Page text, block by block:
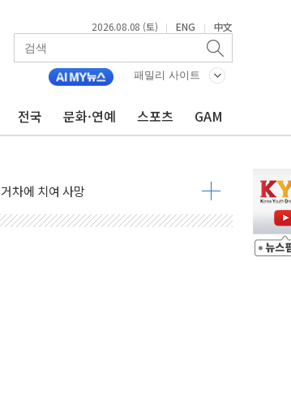
2026.08.08 (토) | ENG | 中文
패밀리 사이트
전국 문화·연예 스포츠 GAM
정청래 43.27% 송영길 11.63%
정청래 39.89% 송영길 7.47%
부족 현실화
동해안 강한 비 이어져
2명 숨져
혼 페널티' 22개 과제 손본다
적 시민 연대로 목소리 내야"
주 연설서 신경전 고조
영"·野 "졸속 국정"
3.5m 높은 물결